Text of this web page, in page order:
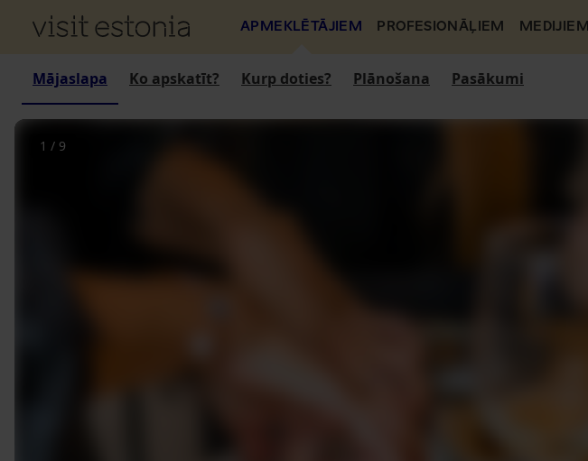
APMEKLĒTĀJIEM PROFESIONĀĻIEM MEDIJIEM
Mājaslapa Ko apskatīt? Kurp doties? Plānošana Pasākumi
1 / 9